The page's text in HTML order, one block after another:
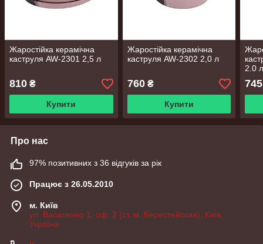
Жаростійка керамічна
каструля AW-2301 2,5 л
810 ₴
Купити
Жаростійка керамічна
каструля AW-2302 2,0 л
760₴
Купити
2.0
745
Про нас
97% позитивних з 36 відгуків за рік
Працює з 26.05.2010
м. Київ
ул. Василенко 1, оф. 2 (ст. м. Берестейская), Київ,
Україна